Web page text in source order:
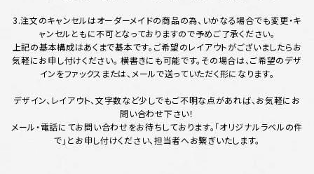
3.注文のキャンセルはオーダーメイドの商品の為、いかなる場合でも変更・キ
ャンセルともに不可となっておりますので予めご了承ください。
上記の基本構成はあくまで基本です。ご希望のレイアウトがございましたらお
気軽にお申し付けください。 横書きにも可能です。その場合は、ご希望のデザ
インをファックスまたは、メールで送っていただく形になります。
デザイン、レイアウト、文字数など少しでもご不明な点があれば、お気軽にお
問い合わせ下さい！
メール・電話にてお問い合わせをお待ちしております。「オリジナルラベルの件
で」とお申し付けください、担当者へお繋ぎいたします。